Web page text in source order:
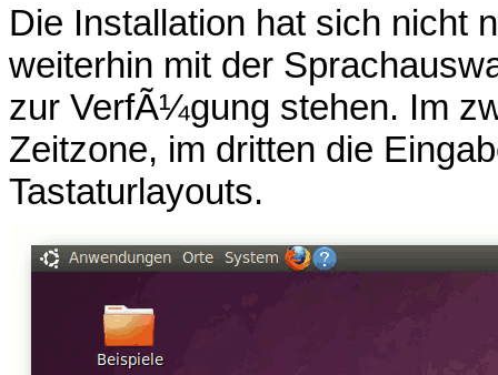
Die Installation hat sich nicht
weiterhin mit der
zur VerfÃ¼gung stehen. Im
Zeitzone, im dritten die
Tastaturlayouts.